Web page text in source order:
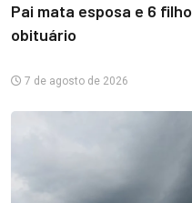
Pai mata esposa e 6
obituário
7 de agosto de 2026